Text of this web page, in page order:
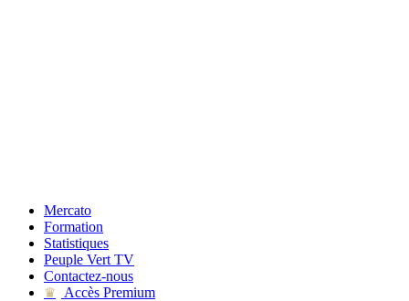
Mercato
Formation
Statistiques
Peuple Vert TV
Contactez-nous
♛
Accès Premium